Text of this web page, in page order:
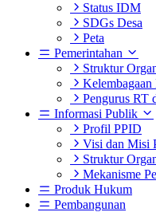
Status IDM
SDGs Desa
Peta
Pemerintahan
Struktur
Kelembagaan
Pengurus RT
Informasi Publik
Profil PPID
Visi dan Misi
Struktur
Mekanisme
Produk Hukum
Pembangunan